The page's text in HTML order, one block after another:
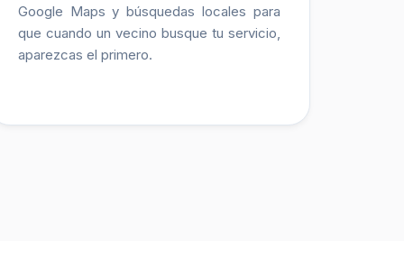
Google Maps y búsquedas locales para
que cuando un vecino busque tu servicio,
aparezcas el primero.